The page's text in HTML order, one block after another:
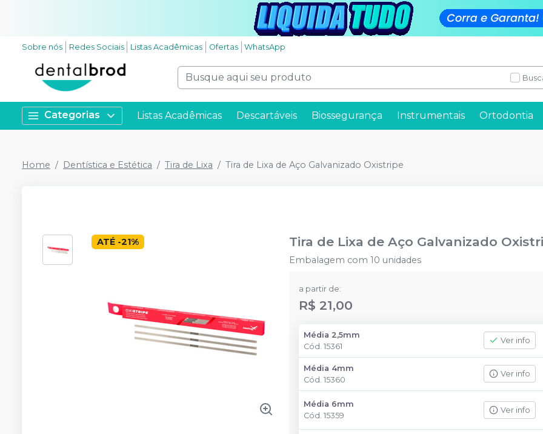
Sobre nós Redes Sociais Listas Acadêmicas Ofertas WhatsApp
Categorias Listas Acadêmicas Descartáveis Biossegurança Instrumentais Ortodontia
Home Dentística e Estética Tira de Lixa Tira de Lixa de Aço Galvanizado Oxistripe
ATÉ -21% Tira de Lixa de Aço Galvanizado
Embalagem com 10 unidades
a partir de:
R$ 21,00
Média 2,5mm
Cód.15361
Ver info
Média 4mm
Cód.15360
Ver info
Média 6mm
Cód.15359
Ver info